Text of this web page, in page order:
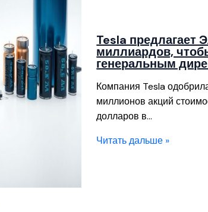
Tesla предлагает
миллиардов,
генеральным
Компания Tesla
миллионов акций
долларов в…
Читать дальше »